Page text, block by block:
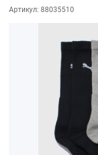
Артикул: 88035510